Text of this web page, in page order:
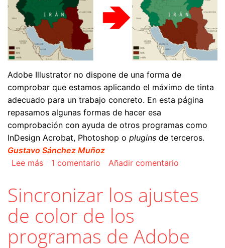
Adobe Illustrator no dispone de una forma de
comprobar que estamos aplicando el máximo de tinta
adecuado para un trabajo concreto. En esta página
repasamos algunas formas de hacer esa
comprobación con ayuda de otros programas como
InDesign Acrobat, Photoshop o plugins de terceros.
Gustavo Sánchez Muñoz
Lee mássobre Cómo comprobar el máximo de tinta
1 comentario Añadir comentario
Sincronizar los ajustes
de color de los
programas de Adobe